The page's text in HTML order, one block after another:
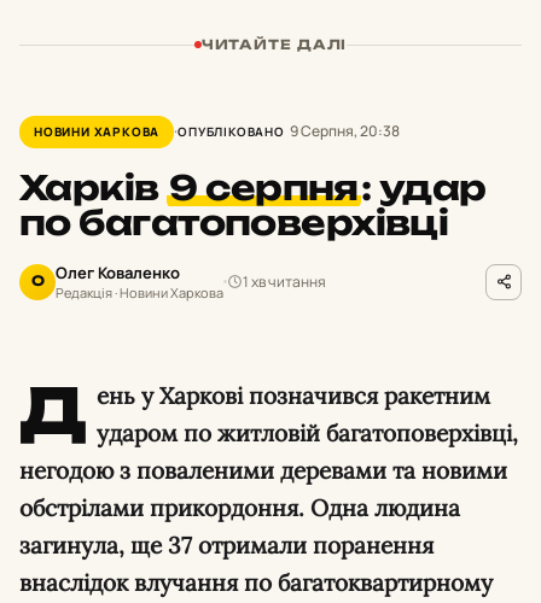
ЧИТАЙТЕ ДАЛІ
НОВИНИ ХАРКОВА ОПУБЛІКОВАНО 9 Серпня, 20:38
Харків9 серпня: удар
по багатоповерхівці
О Олег Коваленко
Редакція · Новини Харкова
1 хв читання
Д ень у Харкові позначився ракетним
ударом по житловій багатоповерхівці,
негодою з поваленими деревами та новими
обстрілами прикордоння. Одна людина
загинула, ще 37 отримали поранення
внаслідок влучання по багатоквартирному